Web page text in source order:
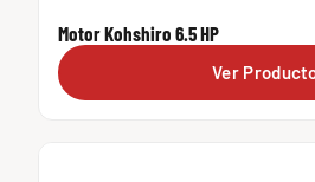
Motor Kohshiro 6.5 HP
Ver